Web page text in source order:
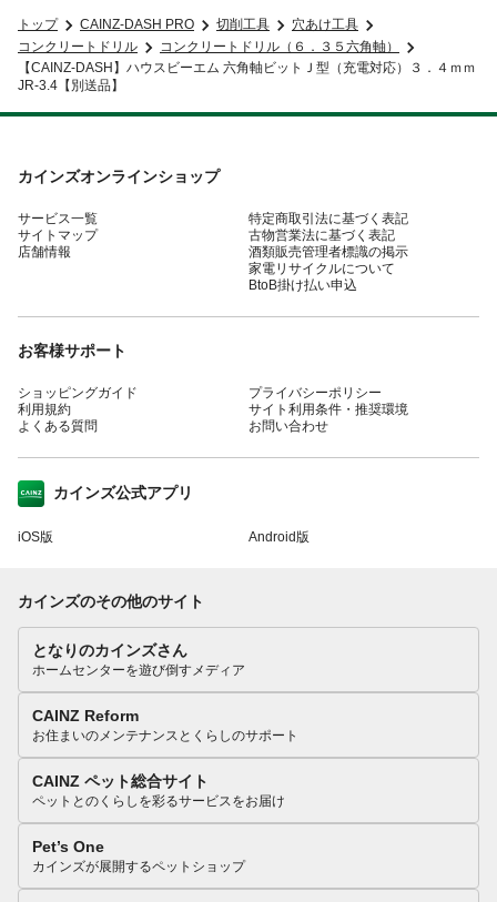
トップ CAINZ-DASH PRO 切削工具
穴あけ工具
コンクリートドリル
コンクリートドリル（６．３５六角軸）
【CAINZ-DASH】ハウスビーエム 六角軸ビットＪ型（充電対応）３．４ｍｍ
JR-3.4【別送品】
カインズオンラインショップ
サービス一覧
サイトマップ
店舗情報
特定商取引法に基づく表記
古物営業法に基づく表記
酒類販売管理者標識の掲示
家電リサイクルについて
BtoB掛け払い申込
お客様サポート
ショッピングガイド
利用規約
よくある質問
プライバシーポリシー
サイト利用条件・推奨環境
お問い合わせ
カインズ公式アプリ
iOS版 Android版
カインズのその他のサイト
となりのカインズさん
ホームセンターを遊び倒すメディア
CAINZ Reform
お住まいのメンテナンスとくらしのサポート
CAINZ ペット総合サイト
ペットとのくらしを彩るサービスをお届け
Pet’s One
カインズが展開するペットショップ